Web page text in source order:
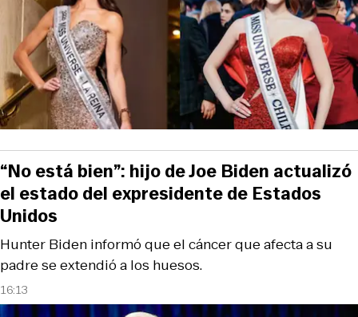
16:13
Hunter Biden informó que el cáncer que afecta a su
padre se extendió a los huesos.
“No está bien”: hijo de Joe Biden actualizó
el estado del expresidente de Estados
Unidos